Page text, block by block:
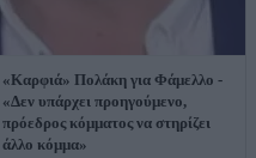
«Καρφιά» Πολάκη για Φάμελλο -
«Δεν υπάρχει προηγούμενο,
πρόεδρος κόμματος να στηρίζει
άλλο κόμμα»